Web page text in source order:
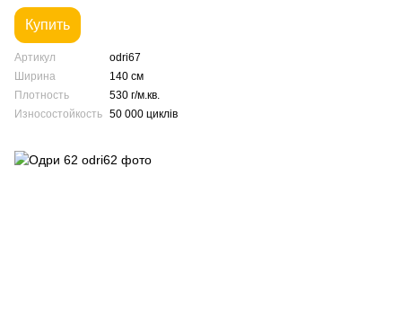
Купить
Артикул
odri67
Ширина
140 см
Плотность
530 г/м.кв.
Износостойкость 50 000 циклів